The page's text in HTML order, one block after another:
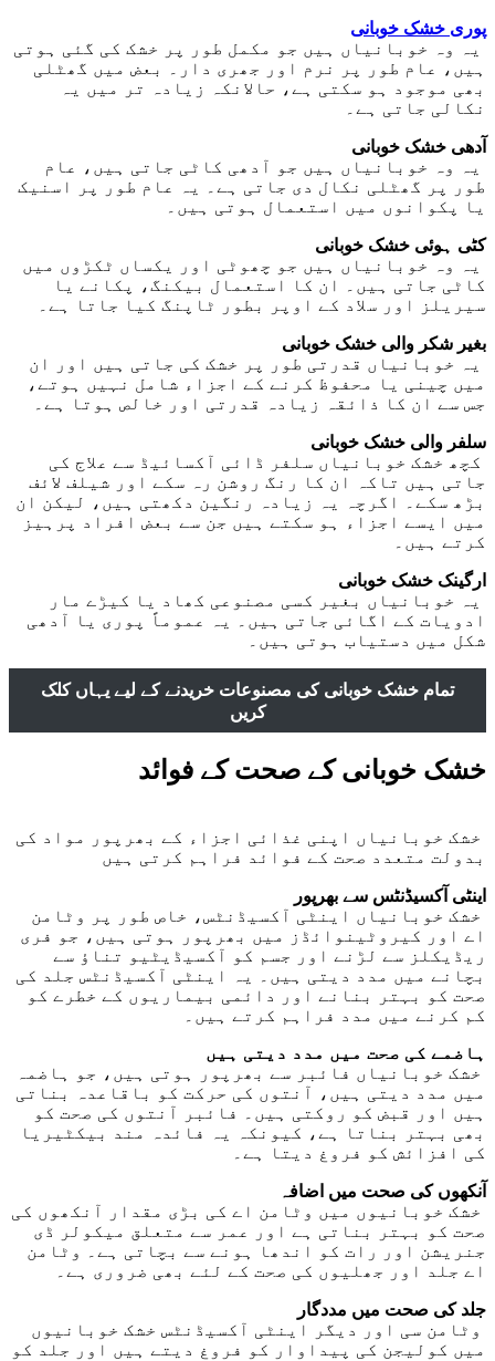
پوری خشک خوبانی
یہ وہ خوبانیاں ہیں جو مکمل طور پر خشک کی گئی ہوتی
ہیں، عام طور پر نرم اور جھری دار۔ بعض میں گھٹلی
بھی موجود ہو سکتی ہے، حالانکہ زیادہ تر میں یہ
نکالی جاتی ہے۔
آدھی خشک خوبانی
یہ وہ خوبانیاں ہیں جو آدھی کاٹی جاتی ہیں، عام
طور پر گھٹلی نکال دی جاتی ہے۔ یہ عام طور پر اسنیک
یا پکوانوں میں استعمال ہوتی ہیں۔
کٹی ہوئی خشک خوبانی
یہ وہ خوبانیاں ہیں جو چھوٹی اور یکساں ٹکڑوں میں
کاٹی جاتی ہیں۔ ان کا استعمال بیکنگ، پکانے یا
سیریلز اور سلاد کے اوپر بطور ٹاپنگ کیا جاتا ہے۔
بغیر شکر والی خشک خوبانی
یہ خوبانیاں قدرتی طور پر خشک کی جاتی ہیں اور ان
میں چینی یا محفوظ کرنے کے اجزاء شامل نہیں ہوتے،
جس سے ان کا ذائقہ زیادہ قدرتی اور خالص ہوتا ہے۔
سلفر والی خشک خوبانی
کچھ خشک خوبانیاں سلفر ڈائی آکسائیڈ سے علاج کی
جاتی ہیں تاکہ ان کا رنگ روشن رہ سکے اور شیلف لائف
بڑھ سکے۔ اگرچہ یہ زیادہ رنگین دکھتی ہیں، لیکن ان
میں ایسے اجزاء ہو سکتے ہیں جن سے بعض افراد پرہیز
کرتے ہیں۔
ارگینک خشک خوبانی
یہ خوبانیاں بغیر کسی مصنوعی کھاد یا کیڑے مار
ادویات کے اگائی جاتی ہیں۔ یہ عموماً پوری یا آدھی
شکل میں دستیاب ہوتی ہیں۔
تمام خشک خوبانی کی مصنوعات خریدنے کے لیے یہاں کلک
کریں
خشک خوبانی کے صحت کے فوائد
خشک خوبانیاں اپنی غذائی اجزاء کے بھرپور مواد کی
بدولت متعدد صحت کے فوائد فراہم کرتی ہیں
اینٹی آکسیڈنٹس سے بھرپور
خشک خوبانیاں اینٹی آکسیڈنٹس، خاص طور پر وٹامن
اے اور کیروٹینوائڈز میں بھرپور ہوتی ہیں، جو فری
ریڈیکلز سے لڑنے اور جسم کو آکسیڈیٹیو تناؤ سے
بچانے میں مدد دیتی ہیں۔ یہ اینٹی آکسیڈنٹس جلد کی
صحت کو بہتر بنانے اور دائمی بیماریوں کے خطرے کو
کم کرنے میں مدد فراہم کرتے ہیں۔
ہاضمے کی صحت میں مدد دیتی ہیں
خشک خوبانیاں فائبر سے بھرپور ہوتی ہیں، جو ہاضمہ
میں مدد دیتی ہیں، آنتوں کی حرکت کو باقاعدہ بناتی
ہیں اور قبض کو روکتی ہیں۔ فائبر آنتوں کی صحت کو
بھی بہتر بناتا ہے، کیونکہ یہ فائدہ مند بیکٹیریا
کی افزائش کو فروغ دیتا ہے۔
آنکھوں کی صحت میں اضافہ
خشک خوبانیوں میں وٹامن اے کی بڑی مقدار آنکھوں کی
صحت کو بہتر بناتی ہے اور عمر سے متعلق میکولر ڈی
جنریشن اور رات کو اندھا ہونے سے بچاتی ہے۔ وٹامن
اے جلد اور جھلیوں کی صحت کے لئے بھی ضروری ہے۔
جلد کی صحت میں مددگار
وٹامن سی اور دیگر اینٹی آکسیڈنٹس خشک خوبانیوں
میں کولیجن کی پیداوار کو فروغ دیتے ہیں اور جلد کو